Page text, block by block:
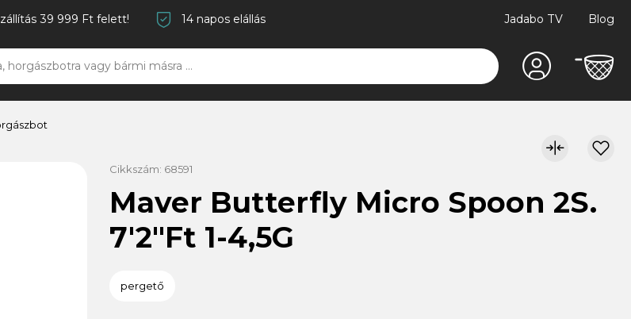
39 999 Ft felett! 14 napos elállás Jadabo TV Blog
Cikkszám: 68591
Maver Butterfly Micro Spoon 2S.
7'2"Ft 1-4,5G
pergető